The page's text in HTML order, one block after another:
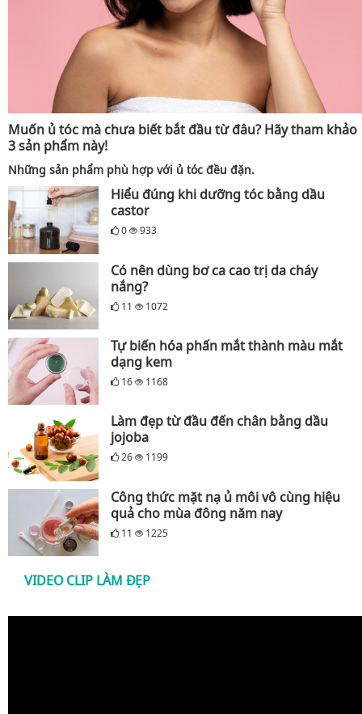
Muốn ủ tóc mà chưa biết bắt đầu từ đâu? Hãy tham khảo
3 sản phẩm này!
Những sản phẩm phù hợp với ủ tóc đều đặn.
Hiểu đúng khi dưỡng tóc bằng dầu
castor
0 933
Có nên dùng bơ ca cao trị da cháy
nắng?
11 1072
Tự biến hóa phấn mắt thành màu mắt
dạng kem
16 1168
Làm đẹp từ đầu đến chân bằng dầu
jojoba
26 1199
Công thức mặt nạ ủ môi vô cùng hiệu
quả cho mùa đông năm nay
11 1225
VIDEO CLIP LÀM ĐẸP